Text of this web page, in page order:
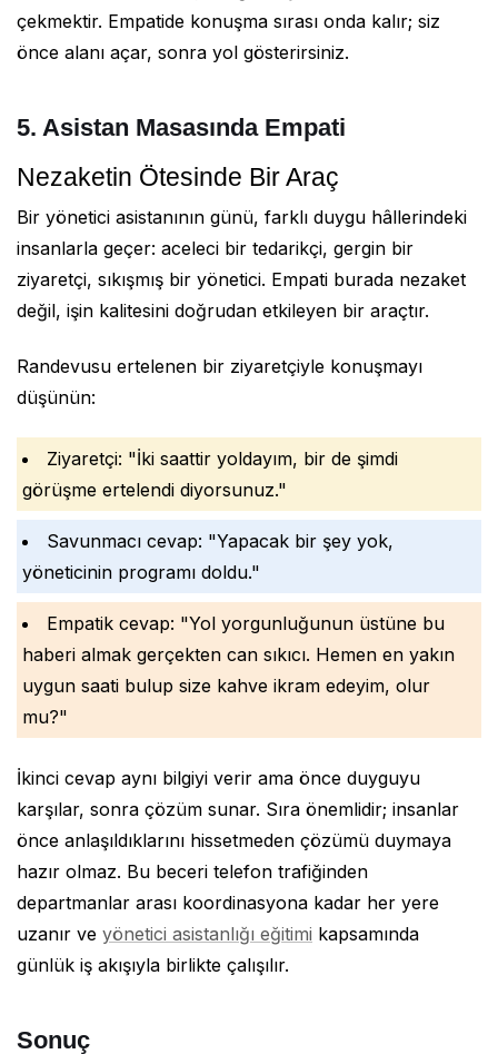
çekmektir. Empatide konuşma sırası onda kalır; siz
önce alanı açar, sonra yol gösterirsiniz.
5. Asistan Masasında Empati
Nezaketin Ötesinde Bir Araç
Bir yönetici asistanının günü, farklı duygu hâllerindeki
insanlarla geçer: aceleci bir tedarikçi, gergin bir
ziyaretçi, sıkışmış bir yönetici. Empati burada nezaket
değil, işin kalitesini doğrudan etkileyen bir araçtır.
Randevusu ertelenen bir ziyaretçiyle konuşmayı
düşünün:
Ziyaretçi: "İki saattir yoldayım, bir de şimdi
görüşme ertelendi diyorsunuz."
Savunmacı cevap: "Yapacak bir şey yok,
yöneticinin programı doldu."
Empatik cevap: "Yol yorgunluğunun üstüne bu
haberi almak gerçekten can sıkıcı. Hemen en yakın
uygun saati bulup size kahve ikram edeyim, olur
mu?"
İkinci cevap aynı bilgiyi verir ama önce duyguyu
karşılar, sonra çözüm sunar. Sıra önemlidir; insanlar
önce anlaşıldıklarını hissetmeden çözümü duymaya
hazır olmaz. Bu beceri telefon trafiğinden
departmanlar arası koordinasyona kadar her yere
uzanır ve yönetici asistanlığı eğitimi kapsamında
günlük iş akışıyla birlikte çalışılır.
Sonuç